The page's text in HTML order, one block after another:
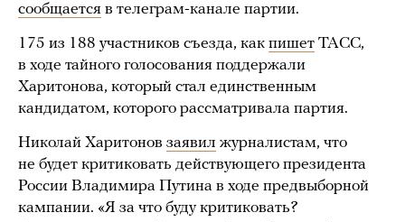
сообщается в телеграм-канале партии.
175 из 188 участников съезда, как пишет ТАСС,
в ходе тайного голосования поддержали
Харитонова, который стал единственным
кандидатом, которого рассматривала партия.
Николай Харитонов заявил журналистам, что
не будет критиковать действующего президента
России Владимира Путина в ходе предвыборной
кампании. «Я за что буду критиковать?